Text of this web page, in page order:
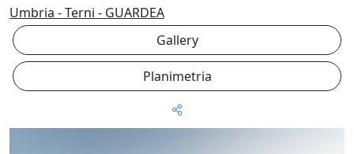
Umbria - Terni - GUARDEA
Gallery
Planimetria